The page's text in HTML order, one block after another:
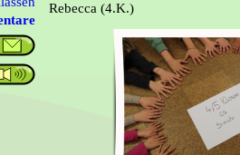
Rebecca (4.K.)